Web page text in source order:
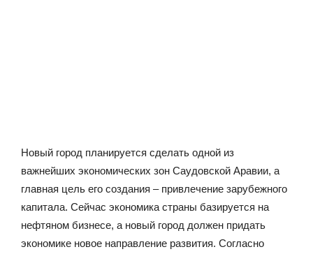
Новый город планируется сделать одной из
важнейших экономических зон Саудовской Аравии, а
главная цель его создания – привлечение зарубежного
капитала. Сейчас экономика страны базируется на
нефтяном бизнесе, а новый город должен придать
экономике новое направление развития. Согласно